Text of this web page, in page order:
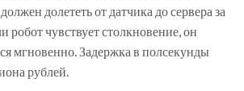
долететь от датчика до сервера за
робот чувствует столкновение, он
мгновенно. Задержка в полсекунды
рублей.